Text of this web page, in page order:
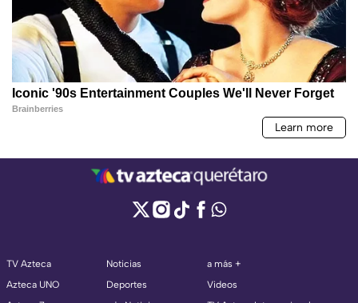
TV Azteca
Azteca UNO
Noticias
Deportes
a más +
Videos